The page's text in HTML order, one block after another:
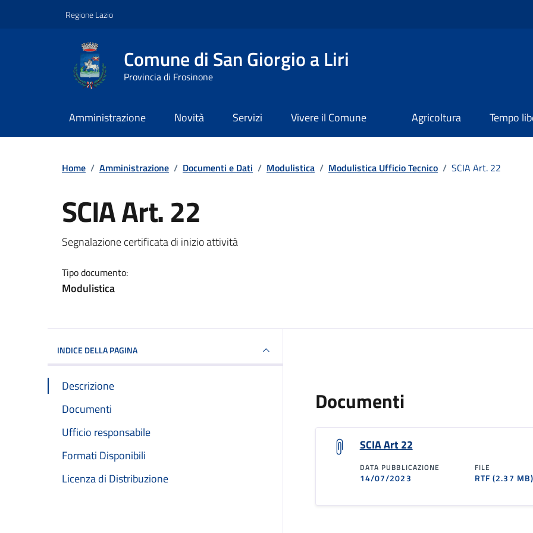
Regione Lazio
Comune di San Giorgio a Liri
Provincia di Frosinone
Amministrazione Novità Servizi Vivere il Comune Agricoltura Tempo
Home / Amministrazione / Documenti e Dati / Modulistica / Modulistica Ufficio Tecnico / SCIA Art. 22
SCIA Art. 22
Dettagli del documento
Segnalazione certificata di inizio attività
Tipo documento:
Modulistica
INDICE DELLA PAGINA
Descrizione
Documenti
Ufficio responsabile
Formati Disponibili
Licenza di Distribuzione
Documenti
SCIA Art 22
DATA PUBBLICAZIONE
14/07/2023
FILE
RTF(2.37